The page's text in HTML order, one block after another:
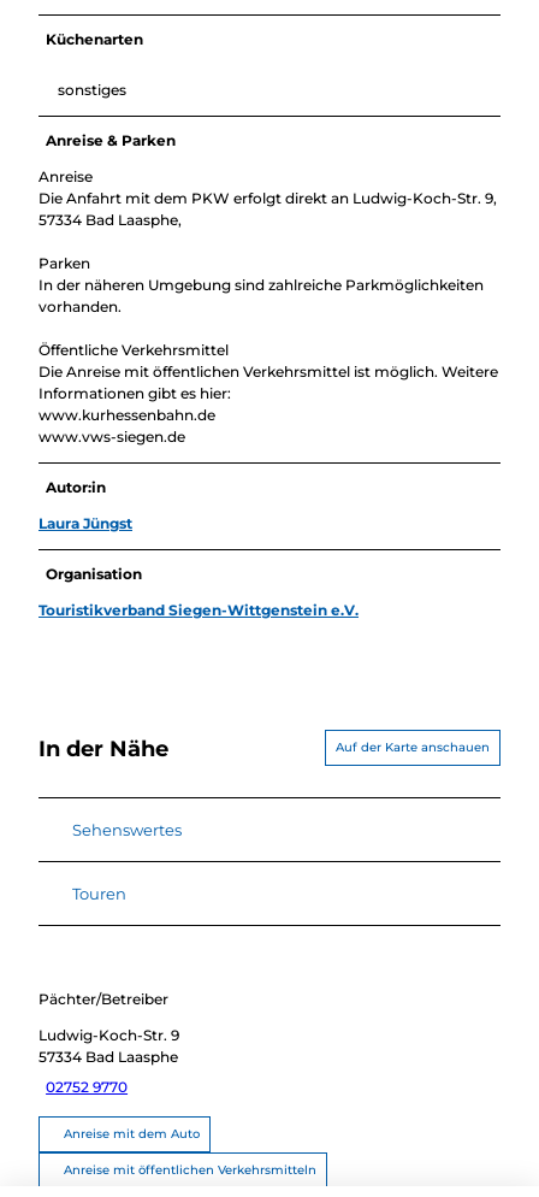
Küchenarten
sonstiges
Anreise & Parken
Anreise
Die Anfahrt mit dem PKW erfolgt direkt an Ludwig-Koch-Str. 9,
57334 Bad Laasphe,
Parken
In der näheren Umgebung sind zahlreiche Parkmöglichkeiten
vorhanden.
Öffentliche Verkehrsmittel
Die Anreise mit öffentlichen Verkehrsmittel ist möglich. Weitere
Informationen gibt es hier:
www.kurhessenbahn.de
www.vws-siegen.de
Autor:in
Laura Jüngst
Organisation
Touristikverband Siegen-Wittgenstein e.V.
In der Nähe Auf der Karte anschauen
Sehenswertes
Touren
Pächter/Betreiber
Ludwig-Koch-Str. 9
57334 Bad Laasphe
02752 9770
Anreise mit dem Auto
Anreise mit öffentlichen Verkehrsmitteln